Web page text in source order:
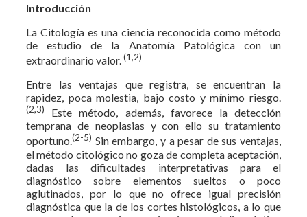
Introducción
La Citología es una ciencia reconocida como método
de estudio de la Anatomía Patológica con un
extraordinario valor.(1,2)
Entre las ventajas que registra, se encuentran la
rapidez, poca molestia, bajo costo y mínimo riesgo.
(2,3) Este método, además, favorece la detección
temprana de neoplasias y con ello su tratamiento
oportuno.(2-5) Sin embargo, y a pesar de sus ventajas,
el método citológico no goza de completa aceptación,
dadas las dificultades interpretativas para el
diagnóstico sobre elementos sueltos o poco
aglutinados, por lo que no ofrece igual precisión
diagnóstica que la de los cortes histológicos, a lo que